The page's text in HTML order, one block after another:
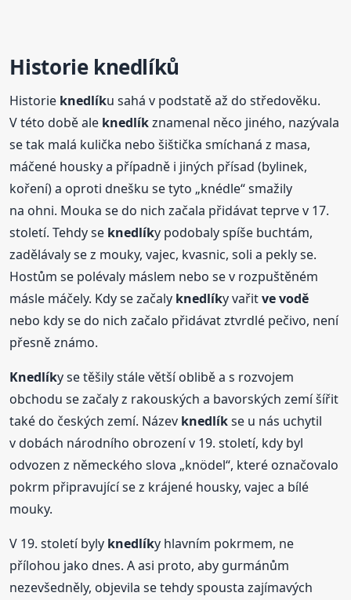
Historie knedlíků
Historie knedlíku sahá v podstatě až do středověku.
V této době ale knedlíkznamenal něco jiného, nazývala
se tak malá kulička nebo šištička smíchaná z masa,
máčené housky a případně i jiných přísad (bylinek,
koření) a oproti dnešku se tyto „knédle“ smažily
na ohni. Mouka se do nich začala přidávat teprve v 17.
století. Tehdy se knedlíky podobaly spíše buchtám,
zadělávaly se z mouky, vajec, kvasnic, soli a pekly se.
Hostům se polévaly máslem nebo se v rozpuštěném
másle máčely. Kdy se začaly knedlíky vařitve vodě
nebo kdy se do nich začalo přidávat ztvrdlé pečivo, není
přesně známo.
Knedlíky se těšily stále větší oblibě a s rozvojem
obchodu se začaly z rakouských a bavorských zemí šířit
také do českých zemí. Název knedlíkse u nás uchytil
v dobách národního obrození v 19. století, kdy byl
odvozen z německého slova „knödel“, které označovalo
pokrm připravující se z krájené housky, vajec a bílé
mouky.
V 19. století byly knedlíky hlavním pokrmem, ne
přílohou jako dnes. A asi proto, aby gurmánům
nezevšedněly, objevila se tehdy spousta zajímavých